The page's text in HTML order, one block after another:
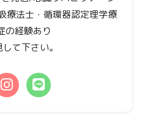
療法士・循環器認定理学療
の経験あり
て下さい。